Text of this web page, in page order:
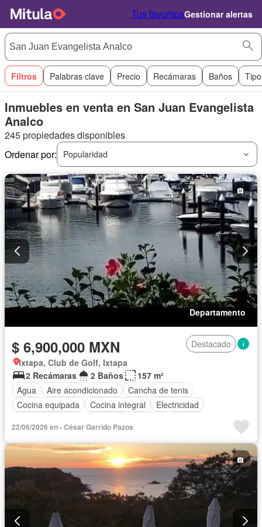
Tus favoritosGestionar alertas
Filtros Palabras clave Precio Recámaras Baños
Inmuebles en venta en San Juan Evangelista
Analco
245 propiedades disponibles
Ordenar por:
Popularidad
Departamento
$ 6,900,000 MXN
Destacado
Ixtapa, Club de Golf, Ixtapa
2 Recámaras
2 Baños
157 m²
Agua
Aire acondicionado
Cancha de tenis
Cocina equipada
Cocina integral
Electricidad
Recámara con closet
Vista panorámica
22/06/2026 en - César Garrido Pazos